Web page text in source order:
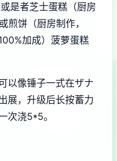
是者芝士蛋糕（厨房
煎饼（厨房制作，
加成）菠萝蛋糕
以像锤子一式在ザナ
展，升级后长按蓄力
次浇5*5。